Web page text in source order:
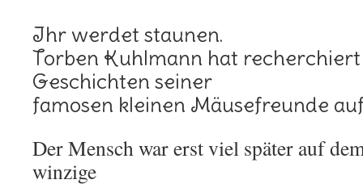
Ihr werdet staunen.
Torben Kuhlmann hat
Geschichten seiner
famosen kleinen Mäusefreunde
Der Mensch war erst viel später auf
winzige